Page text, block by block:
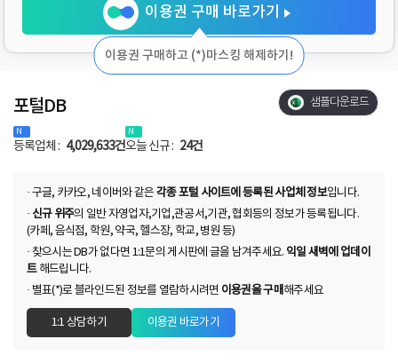
이용권 구매 바로가기
이용권 구매하고 (*)마스킹 해제하기!
포털DB
등록업체 : 4,029,633건오늘 신규 : 24건
샘플다운로드
· 구글, 카카오, 네이버와 같은 각종 포털 사이트에 등록된 사업체 정보입니다.
· 신규 위주의 일반 자영업자,기업,관공서,기관, 협회등의 정보가 등록됩니다.
(카페, 음식점, 학원, 약국, 헬스장, 학교, 병원 등)
· 찾으시는 DB가 없다면 1:1문의 게시판에 글을 남겨주세요. 익일 새벽에 업데이
트해드립니다.
· 별표(*)로 블라인드된 정보를 열람하시려면 이용권을 구매 해주세요
1:1 상담하기 이용권 바로가기